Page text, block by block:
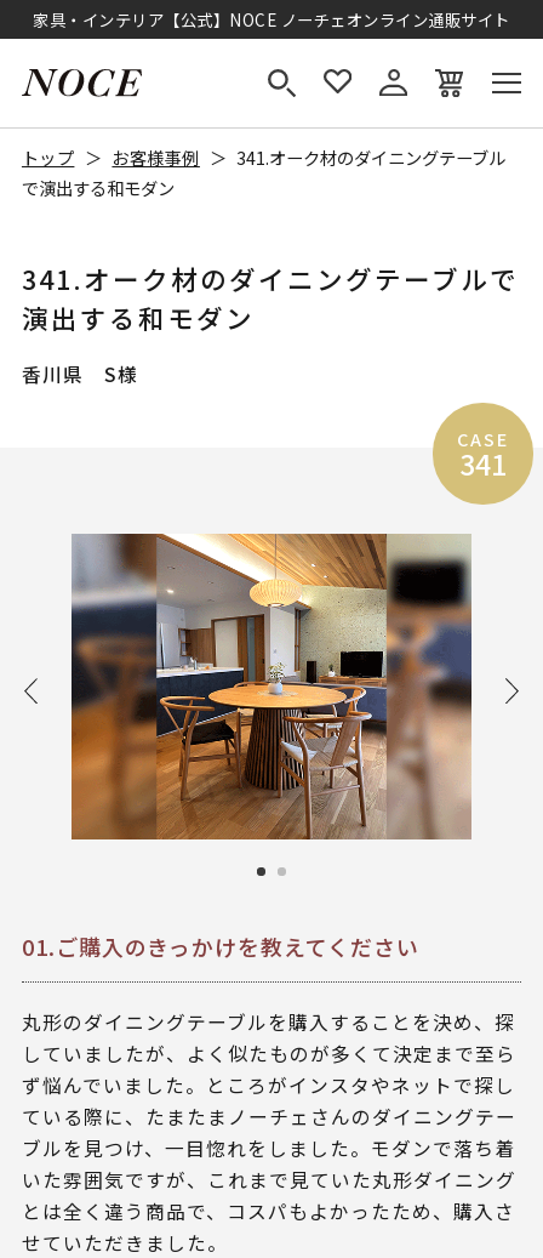
家具・インテリア【公式】NOCE ノーチェオンライン通販サイト
トップ お客様事例
341.オーク材のダイニングテーブル
で演出する和モダン
341.オーク材のダイニングテーブルで
演出する和モダン
香川県 S様
CASE
341
01.ご購入のきっかけを教えてください
丸形のダイニングテーブルを購入することを決め、探
していましたが、よく似たものが多くて決定まで至ら
ず悩んでいました。ところがインスタやネットで探し
ている際に、たまたまノーチェさんのダイニングテー
ブルを見つけ、一目惚れをしました。モダンで落ち着
いた雰囲気ですが、これまで見ていた丸形ダイニング
とは全く違う商品で、コスパもよかったため、購入さ
せていただきました。